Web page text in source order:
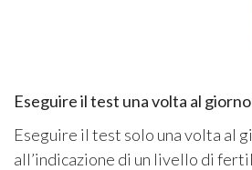
Eseguire il test una volta al giorno
Eseguire il test solo una volta al
all’indicazione di un livello di